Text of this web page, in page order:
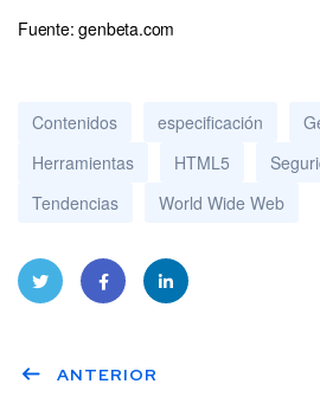
Fuente: genbeta.com
Contenidos especificación
Herramientas
HTML5
Tendencias
World Wide Web
er book dIn
ANTERIOR